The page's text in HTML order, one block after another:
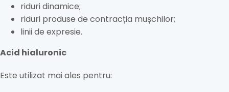
riduri dinamice;
riduri produse de contracția mușchilor;
linii de expresie.
Acid hialuronic
Este utilizat mai ales pentru: